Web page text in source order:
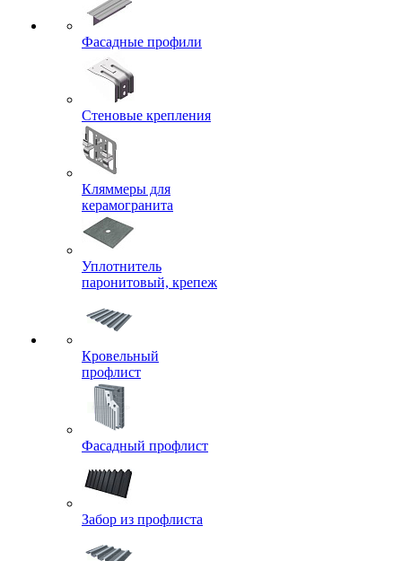
Фасадные профили
Стеновые крепления
Кляммеры для
керамогранита
Уплотнитель
паронитовый, крепеж
Кровельный
профлист
Фасадный профлист
Забор из профлиста